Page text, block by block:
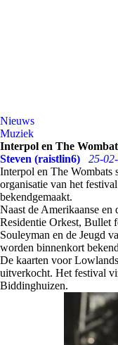
Nieuws
Muziek
Interpol en The
Steven (raistlin6)
25-
Interpol en The Wombats
organisatie van het
bekendgemaakt.
Naast de Amerikaanse en
Residentie Orkest, Bullet
Souleyman en de Jeugd
worden binnenkort
De kaarten voor
uitverkocht. Het festival
Biddinghuizen.